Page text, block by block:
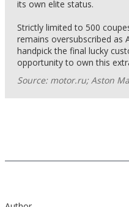
its own elite status.
Strictly limited to 500
remains oversubscribed as
handpick the final lucky
opportunity to own this
Source: motor.ru; Aston